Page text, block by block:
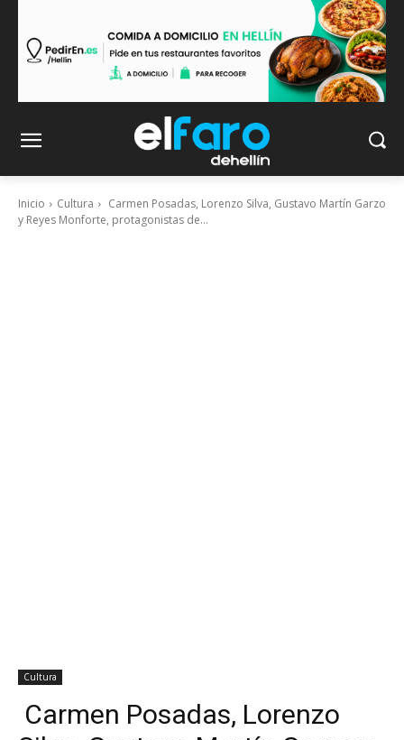
Inicio Cultura
Carmen Posadas, Lorenzo Silva, Gustavo Martín Garzo
y Reyes Monforte, protagonistas de...
Cultura
Carmen Posadas, Lorenzo